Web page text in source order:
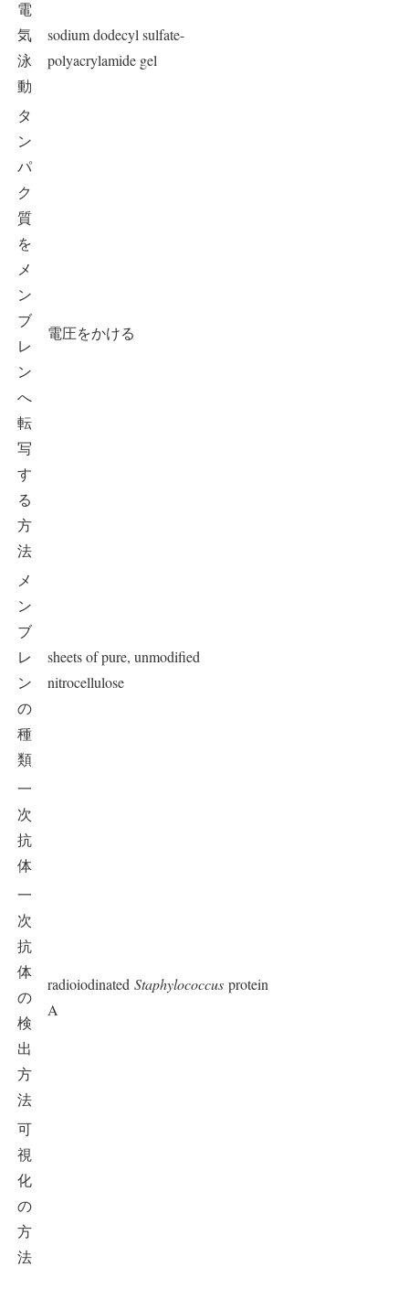
電
気
泳
動
sodium dodecyl sulfate-
polyacrylamide gel
タ
ン
パ
ク
質
を
メ
ン
ブ
レ
ン
へ
転
写
す
る
方
法
電圧をかける
メ
ン
ブ
レ
ン
の
種
類
sheets of pure, unmodified
nitrocellulose
一
次
抗
体
一
次
抗
体
の
検
出
方
法
radioiodinated Staphylococcus protein
A
可
視
化
の
方
法